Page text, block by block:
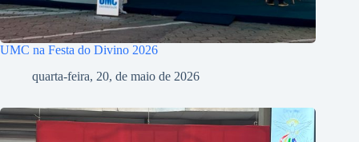
UMC na Festa do Divino 2026
quarta-feira, 20, de maio de 2026